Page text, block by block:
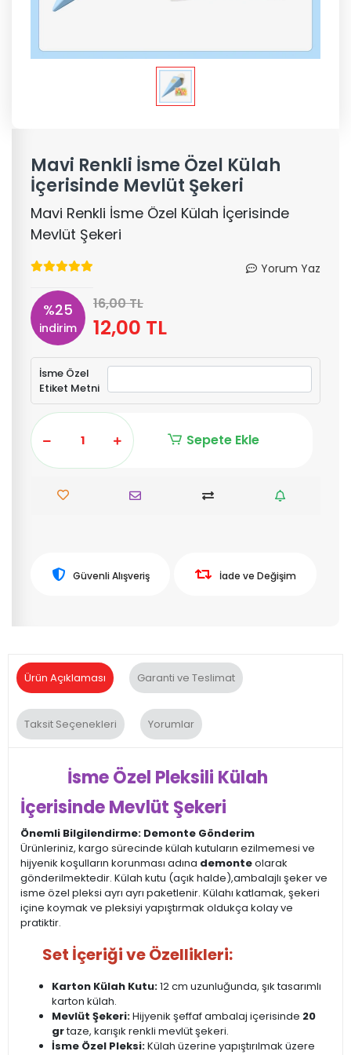
Mavi Renkli İsme Özel Külah
İçerisinde Mevlüt Şekeri
Mavi Renkli İsme Özel Külah İçerisinde
Mevlüt Şekeri
Yorum Yaz
%25
indirim
16,00 TL
12,00 TL
İsme Özel
Etiket Metni
Sepete Ekle
Güvenli Alışveriş İade ve Değişim
Ürün Açıklaması Garanti ve Teslimat
Taksit Seçenekleri Yorumlar
İsme Özel Pleksili Külah
İçerisinde Mevlüt Şekeri
Önemli Bilgilendirme: Demonte Gönderim
Ürünleriniz, kargo sürecinde külah kutuların ezilmemesi ve
hijyenik koşulların korunması adına demonteolarak
gönderilmektedir. Külah kutu (açık halde),ambalajlı şeker ve
isme özel pleksi ayrı ayrı paketlenir. Külahı katlamak, şekeri
içine koymak ve pleksiyi yapıştırmak oldukça kolay ve
pratiktir.
Set İçeriği ve Özellikleri:
Karton Külah Kutu:12 cm uzunluğunda, şık tasarımlı
karton külah.
Mevlüt Şekeri:Hijyenik şeffaf ambalaj içerisinde 20
grtaze, karışık renkli mevlüt şekeri.
İsme Özel Pleksi:Külah üzerine yapıştırılmak üzere